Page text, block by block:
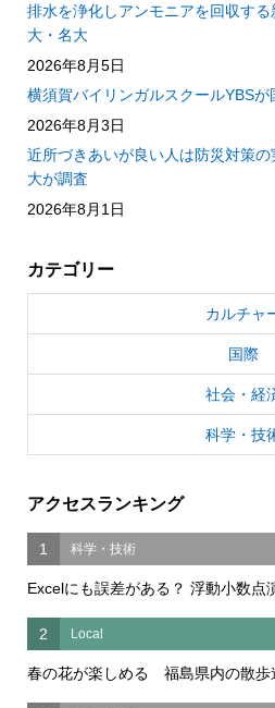
排水を浄化しアンモニアを回収す
大・名大
2026年8月5日
横須賀バイリンガルスクールYBS
2026年8月3日
近所づきあいが良い人は防災対策
大が調査
2026年8月1日
カテゴリー
カルチャ
国際
社会・経
科学・技
アクセスランキング
1 科学・技術
Excelにも誤差がある？ 浮動小数点
2 Local
春の花が楽しめる 福島県内の散歩